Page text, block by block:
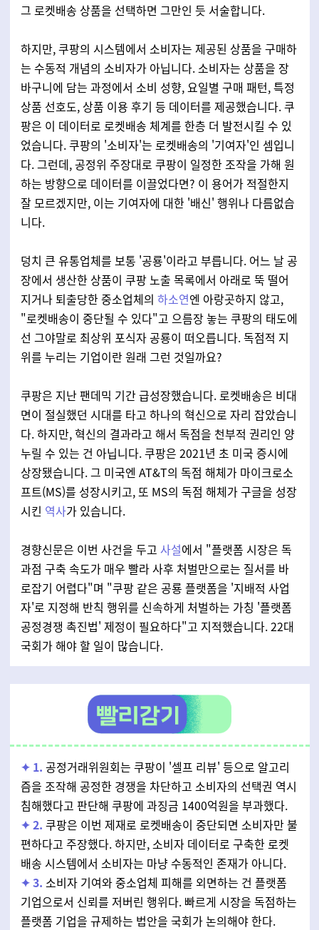
그 로켓배송 상품을 선택하면 그만인 듯 서술합니다.
하지만, 쿠팡의 시스템에서 소비자는 제공된 상품을 구매하
는 수동적 개념의 소비자가 아닙니다. 소비자는 상품을 장
바구니에 담는 과정에서 소비 성향, 요일별 구매 패턴, 특정
상품 선호도, 상품 이용 후기 등 데이터를 제공했습니다. 쿠
팡은 이 데이터로 로켓배송 체계를 한층 더 발전시킬 수 있
었습니다. 쿠팡의 '소비자'는 로켓배송의 '기여자'인 셈입니
다. 그런데, 공정위 주장대로 쿠팡이 일정한 조작을 가해 원
하는 방향으로 데이터를 이끌었다면? 이 용어가 적절한지
잘 모르겠지만, 이는 기여자에 대한 '배신' 행위나 다름없습
니다.
덩치 큰 유통업체를 보통 '공룡'이라고 부릅니다. 어느 날 공
장에서 생산한 상품이 쿠팡 노출 목록에서 아래로 뚝 떨어
지거나 퇴출당한 중소업체의 하소연엔 아랑곳하지 않고,
"로켓배송이 중단될 수 있다"고 으름장 놓는 쿠팡의 태도에
선 그야말로 최상위 포식자 공룡이 떠오릅니다. 독점적 지
위를 누리는 기업이란 원래 그런 것일까요?
쿠팡은 지난 팬데믹 기간 급성장했습니다. 로켓배송은 비대
면이 절실했던 시대를 타고 하나의 혁신으로 자리 잡았습니
다. 하지만, 혁신의 결과라고 해서 독점을 천부적 권리인 양
누릴 수 있는 건 아닙니다. 쿠팡은 2021년 초 미국 증시에
상장됐습니다. 그 미국엔 AT&T의 독점 해체가 마이크로소
프트(MS)를 성장시키고, 또 MS의 독점 해체가 구글을 성장
시킨 역사가 있습니다.
경향신문은 이번 사건을 두고 사설에서 "플랫폼 시장은 독
과점 구축 속도가 매우 빨라 사후 처벌만으로는 질서를 바
로잡기 어렵다"며 "쿠팡 같은 공룡 플랫폼을 '지배적 사업
자'로 지정해 반칙 행위를 신속하게 처벌하는 가칭 '플랫폼
공정경쟁 촉진법' 제정이 필요하다"고 지적했습니다. 22대
국회가 해야 할 일이 많습니다.
✦ 1. 공정거래위원회는 쿠팡이 '셀프 리뷰' 등으로 알고리
즘을 조작해 공정한 경쟁을 차단하고 소비자의 선택권 역시
침해했다고 판단해 쿠팡에 과징금 1400억원을 부과했다.
✦2. 쿠팡은 이번 제재로 로켓배송이 중단되면 소비자만 불
편하다고 주장했다. 하지만, 소비자 데이터로 구축한 로켓
배송 시스템에서 소비자는 마냥 수동적인 존재가 아니다.
✦3. 소비자 기여와 중소업체 피해를 외면하는 건 플랫폼
기업으로서 신뢰를 저버린 행위다. 빠르게 시장을 독점하는
플랫폼 기업을 규제하는 법안을 국회가 논의해야 한다.